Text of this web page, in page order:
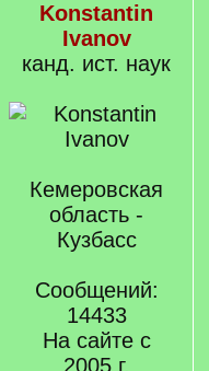
Konstantin
Ivanov
канд. ист. наук
Кемеровская
область -
Кузбасс
Сообщений:
14433
На сайте с
2005 г.